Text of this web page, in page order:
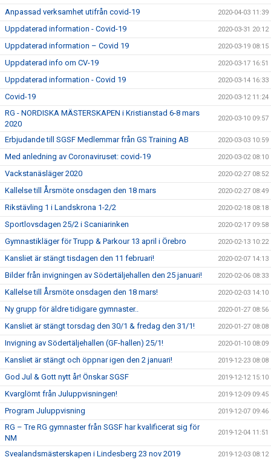
Anpassad verksamhet utifrån covid-19 2020-04-03 11:39
Uppdaterad information - Covid-19 2020-03-31 20:12
Uppdaterad information – Covid 19 2020-03-19 08:15
Uppdaterad info om CV-19 2020-03-17 16:51
Uppdaterad information - Covid 19 2020-03-14 16:33
Covid-19 2020-03-12 11:24
RG - NORDISKA MÄSTERSKAPEN i Kristianstad 6-8 mars
2020
2020-03-10 09:57
Erbjudande till SGSF Medlemmar från GS Training AB 2020-03-03 10:59
Med anledning av Coronaviruset: covid-19 2020-03-02 08:10
Vackstanäsläger 2020 2020-02-27 08:52
Kallelse till Årsmöte onsdagen den 18 mars 2020-02-27 08:49
Rikstävling 1 i Landskrona 1-2/2 2020-02-18 08:18
Sportlovsdagen 25/2 i Scaniarinken 2020-02-17 09:58
Gymnastikläger för Trupp & Parkour 13 april i Örebro 2020-02-13 10:22
Kansliet är stängt tisdagen den 11 februari! 2020-02-07 14:13
Bilder från invigningen av Södertäljehallen den 25 januari! 2020-02-06 08:33
Kallelse till Årsmöte onsdagen den 18 mars! 2020-02-03 14:10
Ny grupp för äldre tidigare gymnaster.. 2020-01-27 08:56
Kansliet är stängt torsdag den 30/1 & fredag den 31/1! 2020-01-27 08:08
Invigning av Södertäljehallen (GF-hallen) 25/1! 2020-01-10 08:09
Kansliet är stängt och öppnar igen den 2 januari! 2019-12-23 08:08
God Jul & Gott nytt år! Önskar SGSF 2019-12-12 15:10
Kvarglömt från Juluppvisningen! 2019-12-09 09:45
Program Juluppvisning 2019-12-07 09:46
RG – Tre RG gymnaster från SGSF har kvalificerat sig för
NM
2019-12-04 11:51
Svealandsmästerskapen i Lindesberg 23 nov 2019 2019-12-03 08:12